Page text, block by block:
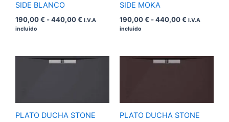
SIDE BLANCO
190,00€ -440,00€ I.V.A
incluido
SIDE MOKA
190,00€ -440,00€ I.V.A
incluido
PLATO DUCHA STONE
Rango
hasta
440,00 €
PLATO DUCHA STONE
Rango
hasta
440,00 €